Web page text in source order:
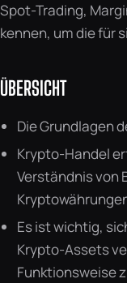
Spot-Trading,
kennen, um die für
ÜBERSICHT
Die Grundlagen
Krypto-Handel
Verständnis von
Es ist wichtig,
Krypto-Assets
Funktionsweise